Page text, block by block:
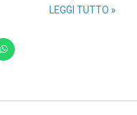
LEGGI TUTTO »